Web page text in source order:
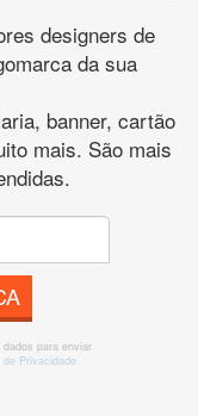
designers de
da sua
banner, cartão
mais. São mais
para enviar
Privacidade.